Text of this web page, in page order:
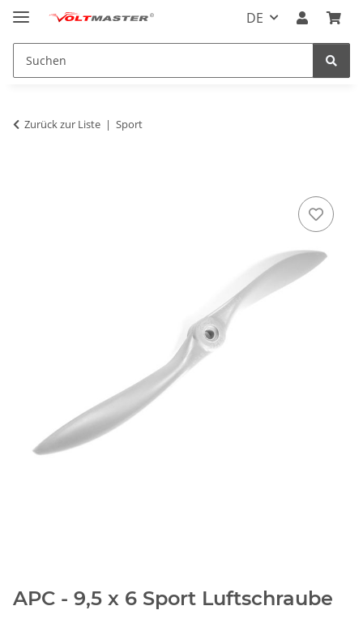
DE
Zurück zur Liste Sport
APC - 9,5 x 6 Sport Luftschraube